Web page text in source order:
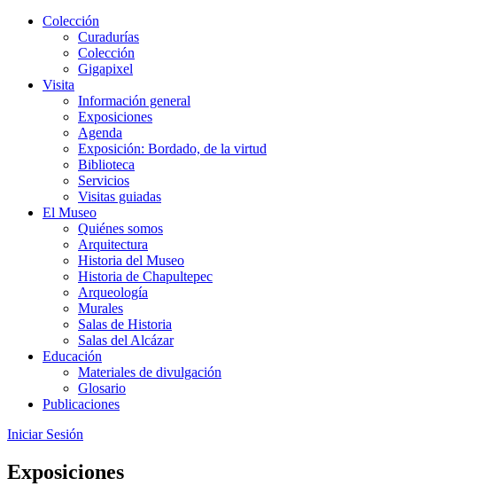
Colección
Curadurías
Colección
Gigapixel
Visita
Información general
Exposiciones
Agenda
Exposición: Bordado, de la virtud
Biblioteca
Servicios
Visitas guiadas
El Museo
Quiénes somos
Arquitectura
Historia del Museo
Historia de Chapultepec
Arqueología
Murales
Salas de Historia
Salas del Alcázar
Educación
Materiales de divulgación
Glosario
Publicaciones
Iniciar Sesión
Exposiciones